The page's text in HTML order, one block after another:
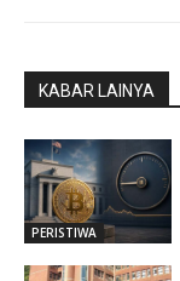
KABAR LAINYA
PERISTIWA